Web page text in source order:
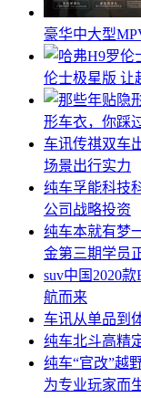
豪华中大型
伦士极星版 让
形车衣，你踩
车讯传祺双车
场景出行实力
纯车孚能科技
公司战略投资
纯车本就有梦
金第三期学员
suv中国2020
航而来
车讯从单品到
纯车北斗高精
纯车“官改”越
为专业玩家而